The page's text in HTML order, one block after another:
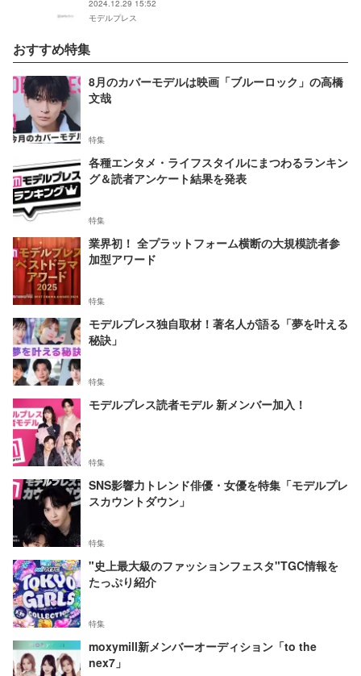
2024.12.29 15:52
モデルプレス
おすすめ特集
8月のカバーモデルは映画「ブルーロック」の高橋
文哉
特集
各種エンタメ・ライフスタイルにまつわるランキン
グ＆読者アンケート結果を発表
特集
業界初！ 全プラットフォーム横断の大規模読者参
加型アワード
特集
モデルプレス独自取材！著名人が語る「夢を叶える
秘訣」
特集
モデルプレス読者モデル 新メンバー加入！
特集
SNS影響力トレンド俳優・女優を特集「モデルプレ
スカウントダウン」
特集
"史上最大級のファッションフェスタ"TGC情報を
たっぷり紹介
特集
moxymill新メンバーオーディション「to the
nex7」